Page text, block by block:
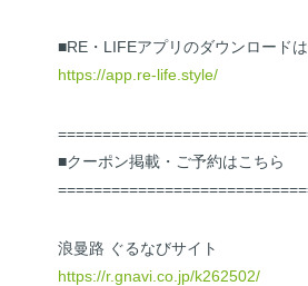
■RE・LIFEアプリのダウンロード
https://app.re-life.style/
■クーポン掲載・ご予約はこちら
浪曼路 ぐるなびサイト
https://r.gnavi.co.jp/k262502/